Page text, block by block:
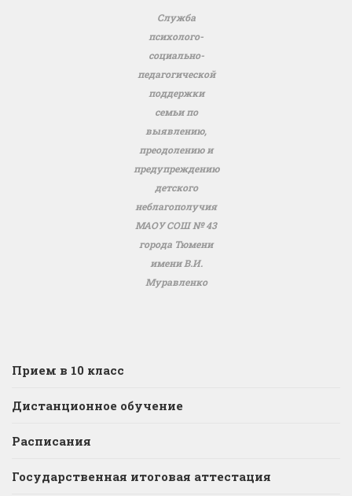
Служба
психолого-
социально-
педагогической
поддержки
семьи по
выявлению,
преодолению и
предупреждению
детского
неблагополучия
МАОУ СОШ № 43
города Тюмени
имени В.И.
Муравленко
Прием в 10 класс
Дистанционное обучение
Расписания
Государственная итоговая аттестация